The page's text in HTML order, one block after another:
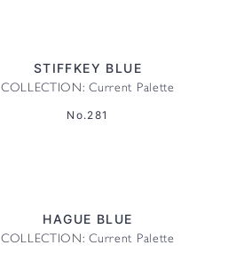
STIFFKEY BLUE
COLLECTION: Current Palette
No.281
HAGUE BLUE
COLLECTION: Current Palette